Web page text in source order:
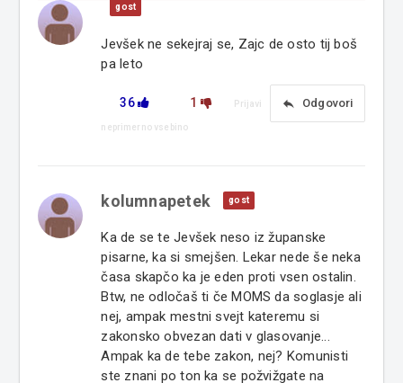
gost
Jevšek ne sekejraj se, Zajc de osto tij boš
pa leto
36 1 reply Odgovori
Prijavi
neprimerno vsebino
kolumnapetek gost
Ka de se te Jevšek neso iz županske
pisarne, ka si smejšen. Lekar nede še neka
časa skapčo ka je eden proti vsen ostalin.
Btw, ne odločaš ti če MOMS da soglasje ali
nej, ampak mestni svejt kateremu si
zakonsko obvezan dati v glasovanje...
Ampak ka de tebe zakon, nej? Komunisti
ste znani po ton ka se požvižgate na